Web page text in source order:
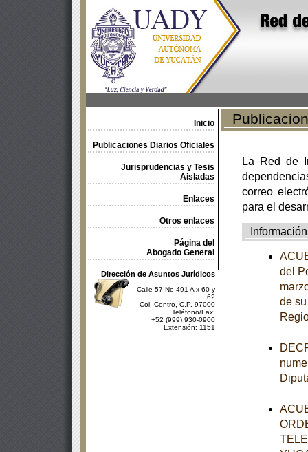
Inicio
Publicaciones Diarios Oficiales
Jurisprudencias y Tesis
Aisladas
Enlaces
Otros enlaces
Página del
Abogado General
Dirección de Asuntos Jurídicos
Calle 57 No 491 A x 60 y
62
Col. Centro, C.P. 97000
Teléfono/Fax:
+52 (999) 930-0900
Extensión: 1151
La Red de
correo
para el
Información
del
de